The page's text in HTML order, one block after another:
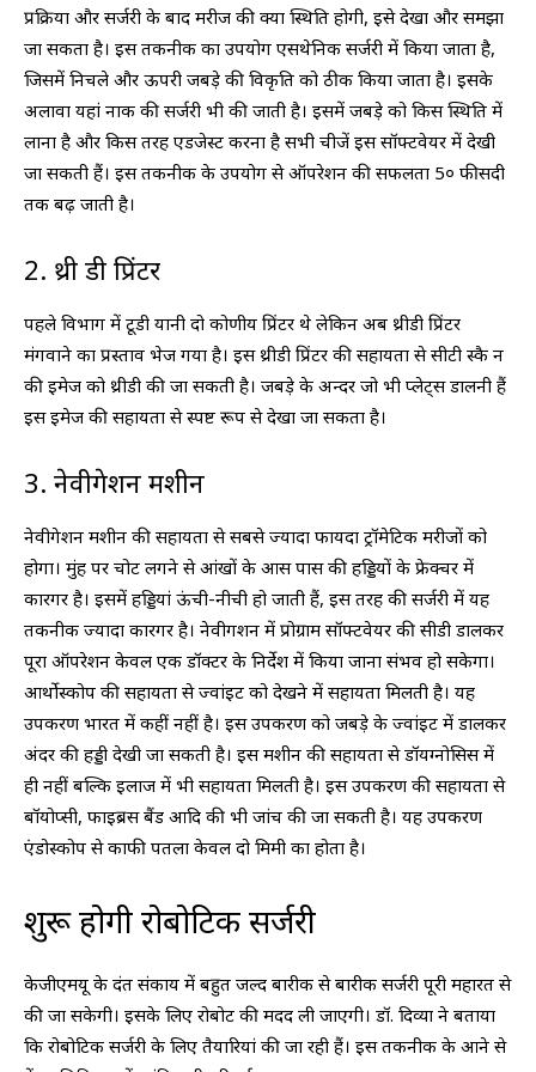
प्रक्रिया और सर्जरी के बाद मरीज की क्या स्थिति होगी, इसे देखा और समझा
जा सकता है। इस तकनीक का उपयोग एसथेनिक सर्जरी में किया जाता है,
जिसमें निचले और ऊपरी जबड़े की विकृति को ठीक किया जाता है। इसके
अलावा यहां नाक की सर्जरी भी की जाती है। इसमें जबड़े को किस स्थिति में
लाना है और किस तरह एडजेस्ट करना है सभी चीजें इस सॉफ्टवेयर में देखी
जा सकती हैं। इस तकनीक के उपयोग से ऑपरेशन की सफलता 5० फीसदी
तक बढ़ जाती है।
2. थ्री डी प्रिंटर
पहले विभाग में टूडी यानी दो कोणीय प्रिंटर थे लेकिन अब थ्रीडी प्रिंटर
मंगवाने का प्रस्ताव भेज गया है। इस थ्रीडी प्रिंटर की सहायता से सीटी स्कै न
की इमेज को थ्रीडी की जा सकती है। जबड़े के अन्दर जो भी प्लेट्स डालनी हैं
इस इमेज की सहायता से स्पष्ट रूप से देखा जा सकता है।
3. नेवीगेशन मशीन
नेवीगेशन मशीन की सहायता से सबसे ज्यादा फायदा ट्रॉमेटिक मरीजों को
होगा। मुंह पर चोट लगने से आंखों के आस पास की हड्डियों के फ्रेक्चर में
कारगर है। इसमें हड्डियां ऊंची-नीची हो जाती हैं, इस तरह की सर्जरी में यह
तकनीक ज्यादा कारगर है। नेवीगशन में प्रोग्राम सॉफ्टवेयर की सीडी डालकर
पूरा ऑपरेशन केवल एक डॉक्टर के निर्देश में किया जाना संभव हो सकेगा।
आर्थोस्कोप की सहायता से ज्वांइट को देखने में सहायता मिलती है। यह
उपकरण भारत में कहीं नहीं है। इस उपकरण को जबड़े के ज्वांइट में डालकर
अंदर की हड्डी देखी जा सकती है। इस मशीन की सहायता से डॉयग्नोसिस में
ही नहीं बल्कि इलाज में भी सहायता मिलती है। इस उपकरण की सहायता से
बॉयोप्सी, फाइब्रस बैंड आदि की भी जांच की जा सकती है। यह उपकरण
एंडोस्कोप से काफी पतला केवल दो मिमी का होता है।
शुरू होगी रोबोटिक सर्जरी
केजीएमयू के दंत संकाय में बहुत जल्द बारीक से बारीक सर्जरी पूरी महारत से
की जा सकेगी। इसके लिए रोबोट की मदद ली जाएगी। डॉ. दिव्या ने बताया
कि रोबोटिक सर्जरी के लिए तैयारियां की जा रही हैं। इस तकनीक के आने से